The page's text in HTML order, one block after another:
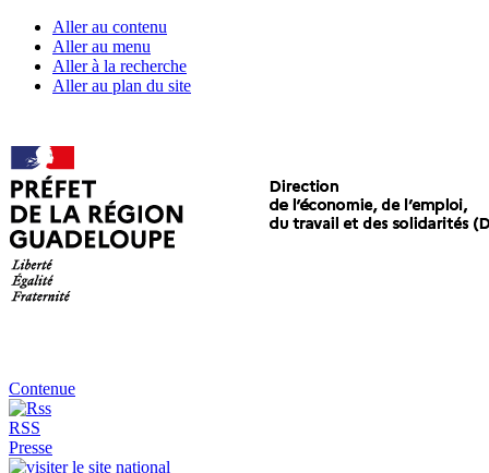
Aller au contenu
Aller au menu
Aller à la recherche
Aller au plan du site
Contenue
RSS
Presse